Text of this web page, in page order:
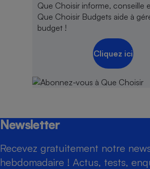
Que Choisir informe, conseille
Que Choisir Budgets aide à
budget !
Cliquez ici
Newsletter
Recevez gratuitement notre
hebdomadaire ! Actus, tests,